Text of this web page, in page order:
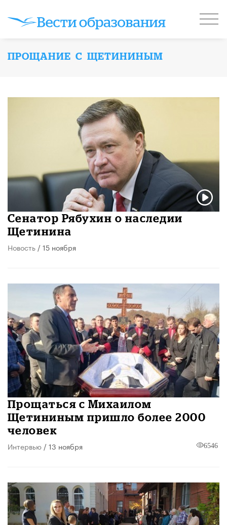
ПРОЩАНИЕ С ЩЕТИНИНЫМ
Сенатор Рябухин о наследии
Щетинина
Новость / 15 ноября
Прощаться с Михаилом
Щетининым пришло более 2000
человек
Интервью / 13 ноября 6546